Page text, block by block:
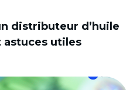
distributeur d’huile
astuces utiles